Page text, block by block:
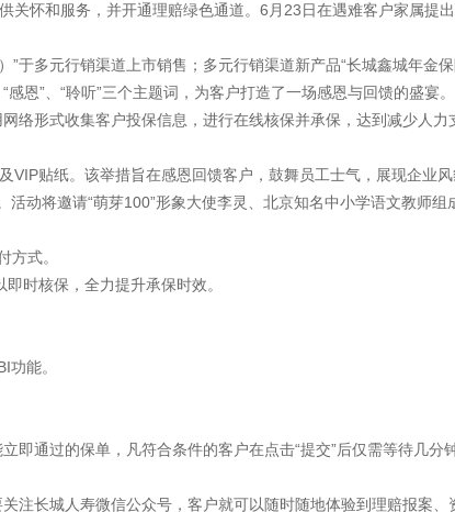
关怀和服务，并开通理赔绿色通道。6月23日在遇难客户家属提
于多元行销渠道上市销售；多元行销渠道新产品“长城鑫城年金保
恩”、“聆听”三个主题词，为客户打造了一场感恩与回馈的盛宴。
形式收集客户投保信息，进行在线核保并承保，达到减少人力
贴纸。该举措旨在感恩回馈客户，鼓舞员工士气，展现企业风
动将邀请“萌芽100”形象大使李灵、北京知名中小学语文教师
方式。
时核保，全力提升承保时效。
能。
即通过的保单，凡符合条件的客户在点击“提交”后仅需等待几分
注长城人寿微信公众号，客户就可以随时随地体验到理赔报案